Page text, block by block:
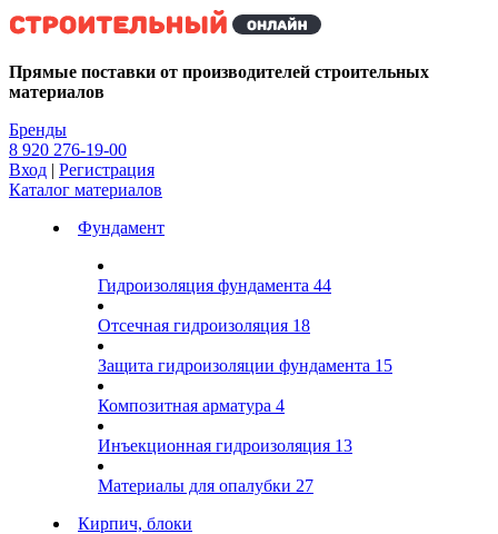
Kg
Прямые поставки от производителей строительных
материалов
Бренды
8 920 276-19-00
Вход | Регистрация
Каталог материалов
Фундамент
Гидроизоляция фундамента 44
Отсечная гидроизоляция 18
Защита гидроизоляции фундамента 15
Композитная арматура 4
Инъекционная гидроизоляция 13
Материалы для опалубки 27
Кирпич, блоки